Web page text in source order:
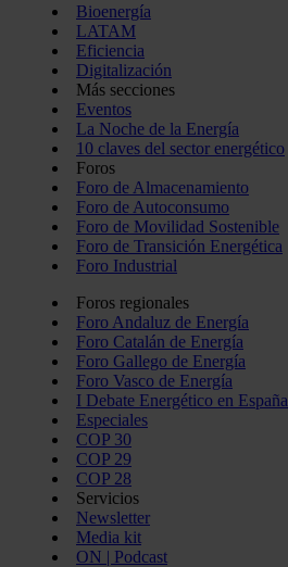
Bioenergía
LATAM
Eficiencia
Digitalización
Más secciones
Eventos
La Noche de la Energía
10 claves del sector energético
Foros
Foro de Almacenamiento
Foro de Autoconsumo
Foro de Movilidad Sostenible
Foro de Transición Energética
Foro Industrial
Foros regionales
Foro Andaluz de Energía
Foro Catalán de Energía
Foro Gallego de Energía
Foro Vasco de Energía
I Debate Energético en España
Especiales
COP 30
COP 29
COP 28
Servicios
Newsletter
Media kit
ON | Podcast